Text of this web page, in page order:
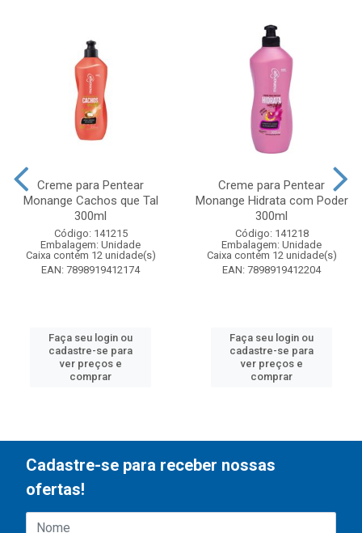
Creme para Pentear
Monange Cachos que Tal
300ml
Código: 141215
Embalagem: Unidade
Caixa contém 12 unidade(s)
EAN: 7898919412174
Faça seu login ou
cadastre-se para
ver preços e
comprar
Creme para Pentear
Monange Hidrata com Poder
300ml
Código: 141218
Embalagem: Unidade
Caixa contém 12 unidade(s)
EAN: 7898919412204
Faça seu login ou
cadastre-se para
ver preços e
comprar
Cadastre-se para receber nossas
ofertas!